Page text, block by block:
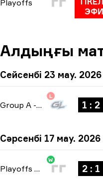
Playoffs
Алдыңғы
Сейсенбі 23 мау. 2026
Group A - bo3
L
1 : 2
Сәрсенбі 17 мау. 2026
Playoffs bo3
W
2 : 1